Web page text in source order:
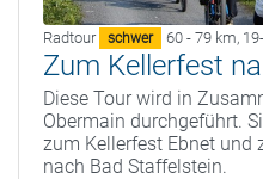
Radtour schwer 60 - 79 km,
Zum Kellerfest
Diese Tour wird in
Obermain durchgeführt.
zum Kellerfest Ebnet und
nach Bad Staffelstein.